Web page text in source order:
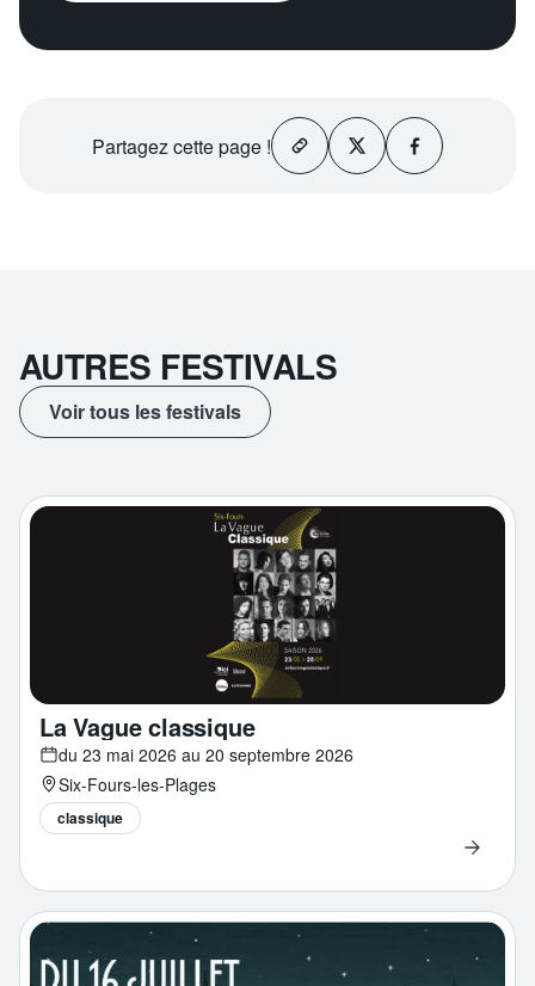
Partagez cette page !
AUTRES FESTIVALS
Voir tous les festivals
La Vague classique
du 23 mai 2026 au 20 septembre 2026
Six-Fours-les-Plages
classique